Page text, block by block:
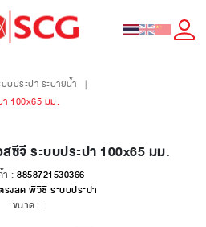
บประปา ระบายน้ำ
|
า 100x65 มม.
ซีจี ระบบประปา 100x65 มม.
: 8858721530366
งลด พีวีซี ระบบประปา
ขนาด :